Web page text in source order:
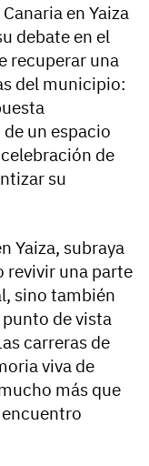
en Yaiza
debate en el
recuperar una
del municipio:
un espacio
de
su
Yaiza, subraya
revivir una parte
sino también
de vista
carreras de
viva de
más que